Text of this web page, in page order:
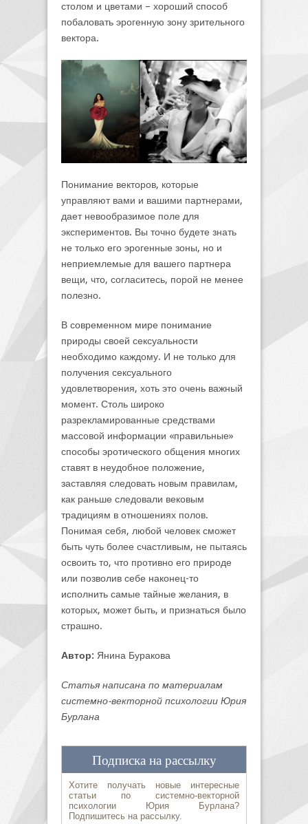
столом и цветами – хороший способ
побаловать эрогенную зону зрительного
вектора.
Понимание векторов, которые
управляют вами и вашими партнерами,
дает невообразимое поле для
экспериментов. Вы точно будете знать
не только его эрогенные зоны, но и
неприемлемые для вашего партнера
вещи, что, согласитесь, порой не менее
полезно.
В современном мире понимание
природы своей сексуальности
необходимо каждому. И не только для
получения сексуального
удовлетворения, хоть это очень важный
момент. Столь широко
разрекламированные средствами
массовой информации «правильные»
способы эротического общения многих
ставят в неудобное положение,
заставляя следовать новым правилам,
как раньше следовали вековым
традициям в отношениях полов.
Понимая себя, любой человек сможет
быть чуть более счастливым, не пытаясь
освоить то, что противно его природе
или позволив себе наконец-то
исполнить самые тайные желания, в
которых, может быть, и признаться было
страшно.
Автор: Янина Буракова
Статья написана по материалам
системно-векторной психологии Юрия
Бурлана